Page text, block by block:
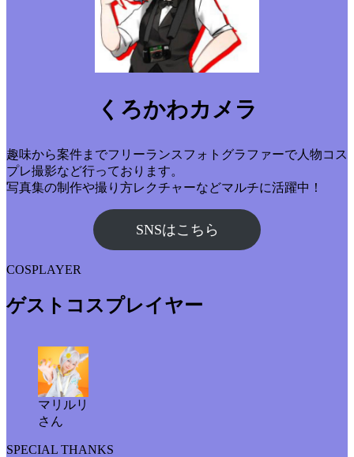
くろかわカメラ
趣味から案件までフリーランスフォトグラファーで人物コス
プレ撮影など行っております。
写真集の制作や撮り方レクチャーなどマルチに活躍中！
SNSはこちら
COSPLAYER
ゲストコスプレイヤー
マリルリ
さん
SPECIAL THANKS